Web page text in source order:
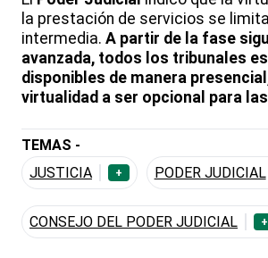
la prestación de servicios se
intermedia. A partir de la fase
avanzada, todos los tribunales
disponibles de manera
virtualidad a ser opcional para
TEMAS -
JUSTICIA
+ PODER JUDICIAL
CONSEJO DEL PODER JUDICIAL +